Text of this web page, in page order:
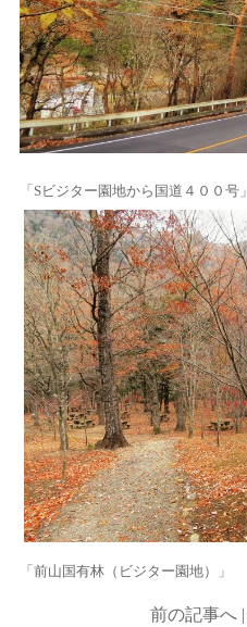
「Sビジター園地から国道４００号」
「前山国有林（ビジター園地）」
前の記事へ |